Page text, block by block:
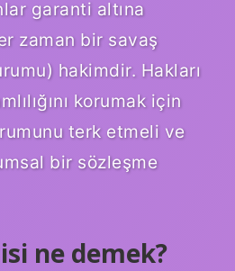
garanti altına
zaman bir savaş
hakimdir. Hakları
korumak için
terk etmeli ve
bir sözleşme
ne demek?